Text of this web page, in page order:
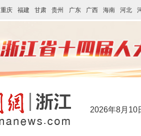
重庆 福建 甘肃 贵州 广东 广西 海南 河北
2026年8月10